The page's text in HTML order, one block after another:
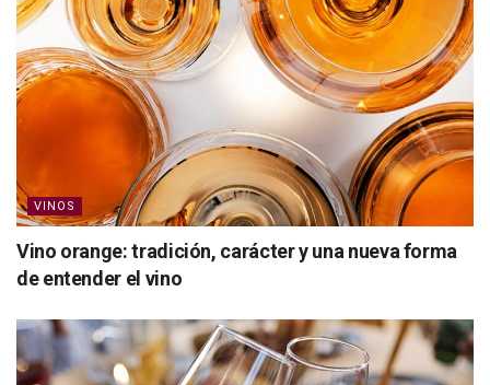
VINOS
Vino orange: tradición, carácter y una nueva forma
de entender el vino